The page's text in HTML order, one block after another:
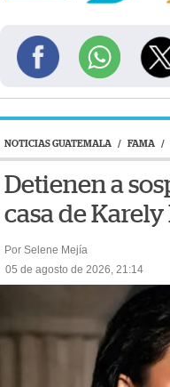
NOTICIAS GUATEMALA / FAMA /
Detienen a
casa de Karely
Por Selene Mejía
05 de agosto de 2026, 21:14